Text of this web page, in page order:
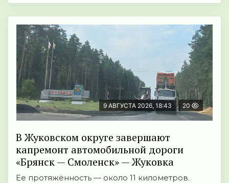
9 АВГУСТА 2026, 18:43 20
В Жуковском округе завершают
капремонт автомобильной дороги
«Брянск — Смоленск» — Жуковка
Ее протяжённость — около 11 километров.